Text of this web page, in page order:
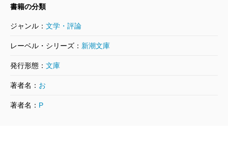
プルマン氏自身、物語はミルトンの『失楽園』が大き
なモチーフだと言っている。
当に悲嘆の末に子孫をなしたのだろうか。じつは魂の
解放と自由を得たのではないのか。「ダーク・マテリ
アルズ」から連なる「ブック・オブ・ダスト」の中で
〔上〕
フィリップ・プルマン／著、大久保寛／訳
書籍の分類
ジャンル： 文学・評論
レーベル・シリーズ： 新潮文庫
発行形態： 文庫
著者名： お
著者名： P